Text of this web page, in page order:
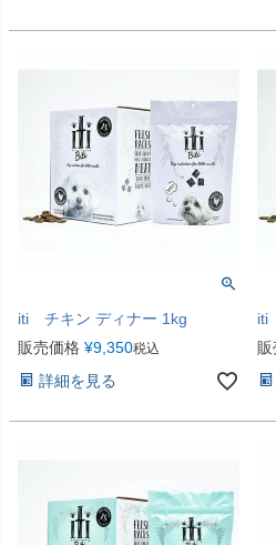
iti チキン ディナー 1kg
販売価格 ¥9,350税込
詳細を見る
iti
販